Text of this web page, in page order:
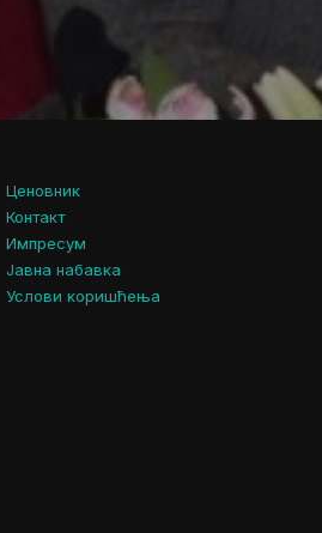
Ценовник
Контакт
Импресум
Јавна набавка
Услови коришћења